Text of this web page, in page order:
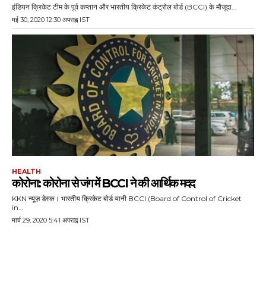
इंडियन क्रिकेट टीम के पूर्व कप्तान और भारतीय क्रिकेट कंट्रोल बोर्ड (BCCI) के मौजूदा...
मई 30, 2020 12:30 अपराह्न IST
HEALTH
कोरोना: कोरोना से जंग में BCCI ने की आर्थिक मदद
KKN न्यूज़ डेस्क। भारतीय क्रिकेट बोर्ड यानी BCCI (Board of Control of Cricket
in...
मार्च 29, 2020 5:41 अपराह्न IST